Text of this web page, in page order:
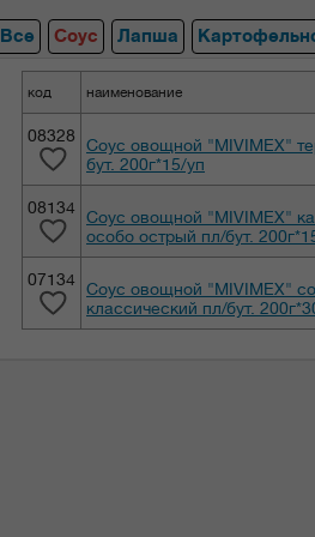
Все Соус Лапша
код наименование
08328
Соус овощной "MIVIMEX"
бут. 200г*15/уп
08134
Соус овощной "MIVIMEX"
особо острый пл/бут.
07134
Соус овощной "MIVIMEX"
классический пл/бут.